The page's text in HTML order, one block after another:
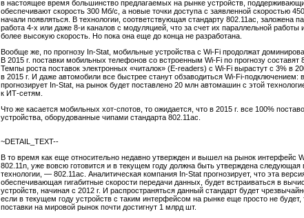
в настоящее время большинство предлагаемых на рынке устройств,
обеспечивают скорость 300 Мб/с, а новые точки доступа с заявленной скоростью
начали появляться. В технологии, соответствующая стандарту 802.11ac, заложена
работа 4-х или даже 8-и каналов с модуляцией, что за счет их параллельной работы
более высокую скорость. Но пока она еще до конца не разработана.
Вообще же, по прогнозу In-Stat, мобильные устройства с Wi-Fi продолжат
В 2015 г. поставки мобильных телефонов со встроенным Wi-Fi по прогнозу составят
Темпы роста поставок электронных «читалок» (E-readers) с Wi-Fi вырастут с 3% в
в 2015 г. И даже автомобили все быстрее станут обзаводиться Wi-Fi-подключением: в
прогнозирует In-Stat, на рынок будет поставлено 20 млн автомашин с этой
к ИТ-сетям.
Что же касается мобильных хот-спотов, то ожидается, что в 2015 г. все 100%
устройства, оборудованные чипами стандарта 802.11ac.
~DETAIL_TEXT--
В то время как еще относительно недавно утвержден и вышел на рынок интерфейс
802.11n, уже вовсю готовится и в текущем году должна быть утверждена следующая
технологии, — 802.11ac. Аналитическая компания In-Stat прогнозирует, что эта
обеспечивающая гигабитные скорости передачи данных, будет встраиваться в
устройств, начиная с 2012 г. И распространяться данный стандарт будет
если в текущем году устройств с таким интерфейсом на рынке еще просто не будет,
поставки на мировой рынок почти достигнут 1 млрд шт.